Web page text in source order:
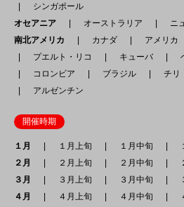
シンガポール
オセアニア
オーストラリア
ニ
南北アメリカ
カナダ アメリカ
プエルト・リコ
キューバ
コロンビア
ブラジル チリ
アルゼンチン
開催時期
１月 １月上旬 １月中旬
２月
２月上旬 ２月中旬
３月
３月上旬 ３月中旬
４月
４月上旬 ４月中旬